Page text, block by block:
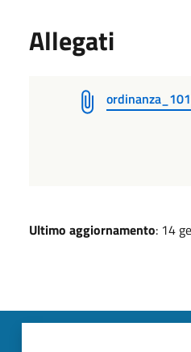
Allegati
Ultimo aggiornamento: 14